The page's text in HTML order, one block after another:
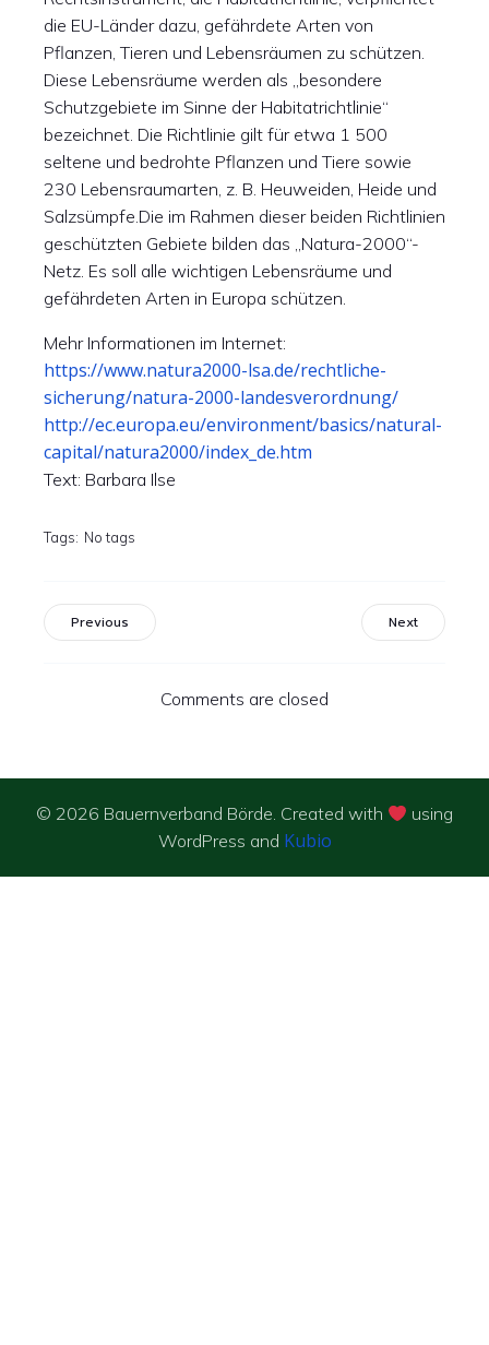
die EU-Länder dazu, gefährdete Arten von
Pflanzen, Tieren und Lebensräumen zu schützen.
Diese Lebensräume werden als „besondere
Schutzgebiete im Sinne der Habitatrichtlinie“
bezeichnet. Die Richtlinie gilt für etwa 1 500
seltene und bedrohte Pflanzen und Tiere sowie
230 Lebensraumarten, z. B. Heuweiden, Heide und
Salzsümpfe.Die im Rahmen dieser beiden Richtlinien
geschützten Gebiete bilden das „Natura-2000“-
Netz. Es soll alle wichtigen Lebensräume und
gefährdeten Arten in Europa schützen.
Mehr Informationen im Internet:
https://www.natura2000-lsa.de/rechtliche-
sicherung/natura-2000-landesverordnung/
http://ec.europa.eu/environment/basics/natural-
capital/natura2000/index_de.htm
Text: Barbara Ilse
Tags: No tags
Previous Next
Comments are closed
© 2026 Bauernverband Börde. Created with
using
WordPress and Kubio